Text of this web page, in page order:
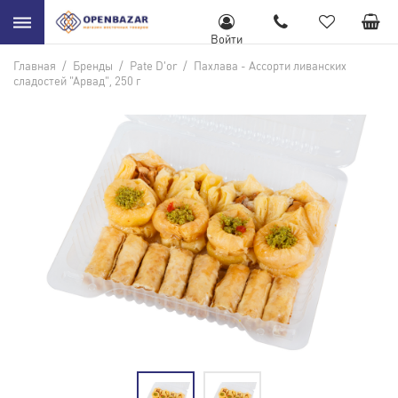
Войти
Главная / Бренды / Pate D'or / Пахлава - Ассорти ливанских
сладостей "Арвад", 250 г